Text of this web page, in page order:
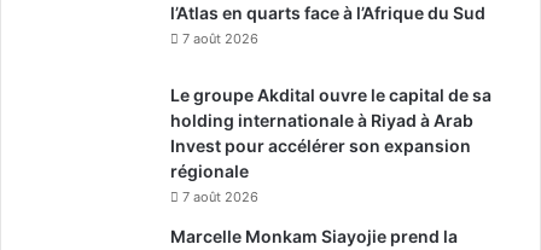
l’Atlas en quarts face à l’Afrique du Sud
7 août 2026
Le groupe Akdital ouvre le capital de sa
holding internationale à Riyad à Arab
Invest pour accélérer son expansion
régionale
7 août 2026
Marcelle Monkam Siayojie prend la